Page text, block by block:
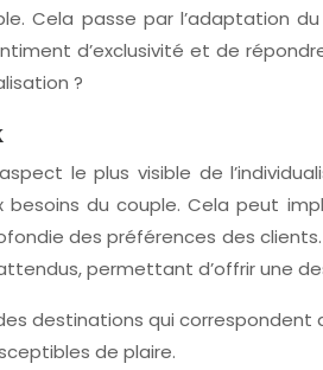
Cela passe par l’adaptation
d’exclusivité et de
?
le plus visible de
du couple. Cela peut
des préférences des
permettant d’offrir une
destinations qui
de plaire.